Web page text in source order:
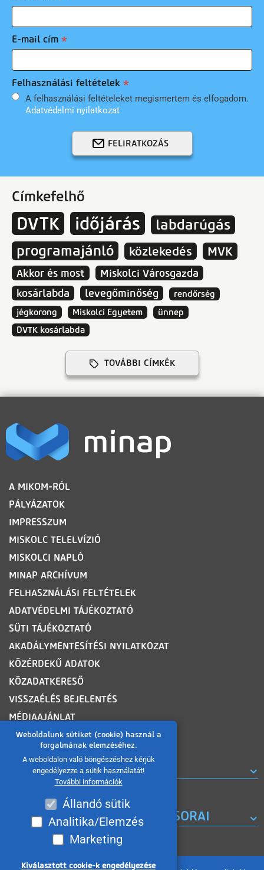
Weboldalunk sütiket (cookie) használ a
forgalmának elemzéséhez.
A weboldalon való böngészéshez kérjük
engedélyezze a sütik használatát!
További információk
Állandó sütik
Analitika/Elemzés
Marketing
Kiválasztott cookie-k engedélyezése
E-mail cím
Felhasználási feltételek
A felhasználási feltételeket megismertem és elfogadom.
Adatvédelmi nyilatkozat
FELIRATKOZÁS
Címkefelhő
DVTK időjárás
labdarúgás
programajánló
közlekedés MVK
Akkor és most
Miskolci Városgazda
kosárlabda
levegőminőség
rendőrség
jégkorong
Miskolci Egyetem
ünnep
DVTK kosárlabda
TOVÁBBI CÍMKÉK
LÁBLÉC
A MIKOM-RÓL
PÁLYÁZATOK
IMPRESSZUM
MISKOLC TELELVÍZIÓ
MISKOLCI NAPLÓ
MINAP ARCHÍVUM
FELHASZNÁLÁSI FELTÉTELEK
ADATVÉDELMI TÁJÉKOZTATÓ
SÜTI TÁJÉKOZTATÓ
AKADÁLYMENTESÍTÉSI NYILATKOZAT
KÖZÉRDEKŰ ADATOK
KÖZADATKERESŐ
VISSZAÉLÉS BEJELENTÉS
MÉDIAAJÁNLAT
OLDALTÉRKÉP
ROVATOK
A MISKOLC TV KORÁBBI MŰSORAI